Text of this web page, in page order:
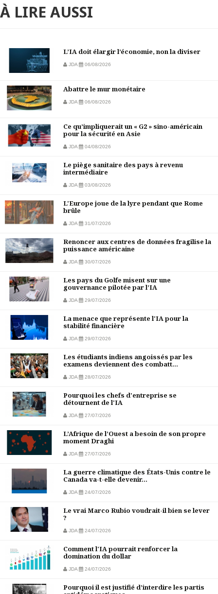
À LIRE AUSSI
L’IA doit élargir l’économie, non la diviser
JDA 06/08/2026
Abattre le mur monétaire
JDA 06/08/2026
Ce qu’impliquerait un « G2 » sino-américain
pour la sécurité en Asie
JDA 04/08/2026
Le piège sanitaire des pays à revenu
intermédiaire
JDA 03/08/2026
L'Europe joue de la lyre pendant que Rome
brûle
JDA 31/07/2026
Renoncer aux centres de données fragilise la
puissance américaine
JDA 30/07/2026
Les pays du Golfe misent sur une
gouvernance pilotée par l’IA
JDA 29/07/2026
La menace que représente l'IA pour la
stabilité financière
JDA 29/07/2026
Les étudiants indiens angoissés par les
examens deviennent des combatt...
JDA 28/07/2026
Pourquoi les chefs d'entreprise se
détournent de l'IA
JDA 27/07/2026
L’Afrique de l’Ouest a besoin de son propre
moment Draghi
JDA 27/07/2026
La guerre climatique des États-Unis contre le
Canada va-t-elle devenir...
JDA 24/07/2026
Le vrai Marco Rubio voudrait-il bien se lever
?
JDA 24/07/2026
Comment l'IA pourrait renforcer la
domination du dollar
JDA 24/07/2026
Pourquoi il est justifié d’interdire les partis